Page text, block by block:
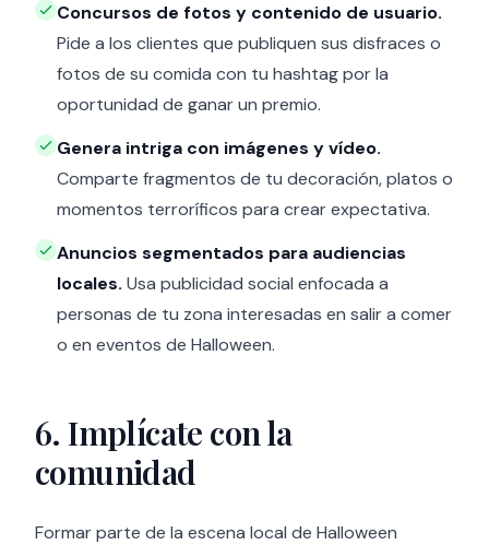
Concursos de fotos y contenido de usuario.
Pide a los clientes que publiquen sus disfraces o
fotos de su comida con tu hashtag por la
oportunidad de ganar un premio.
Genera intriga con imágenes y vídeo.
Comparte fragmentos de tu decoración, platos o
momentos terroríficos para crear expectativa.
Anuncios segmentados para audiencias
locales. Usa publicidad social enfocada a
personas de tu zona interesadas en salir a comer
o en eventos de Halloween.
6. Implícate con la
comunidad
Formar parte de la escena local de Halloween